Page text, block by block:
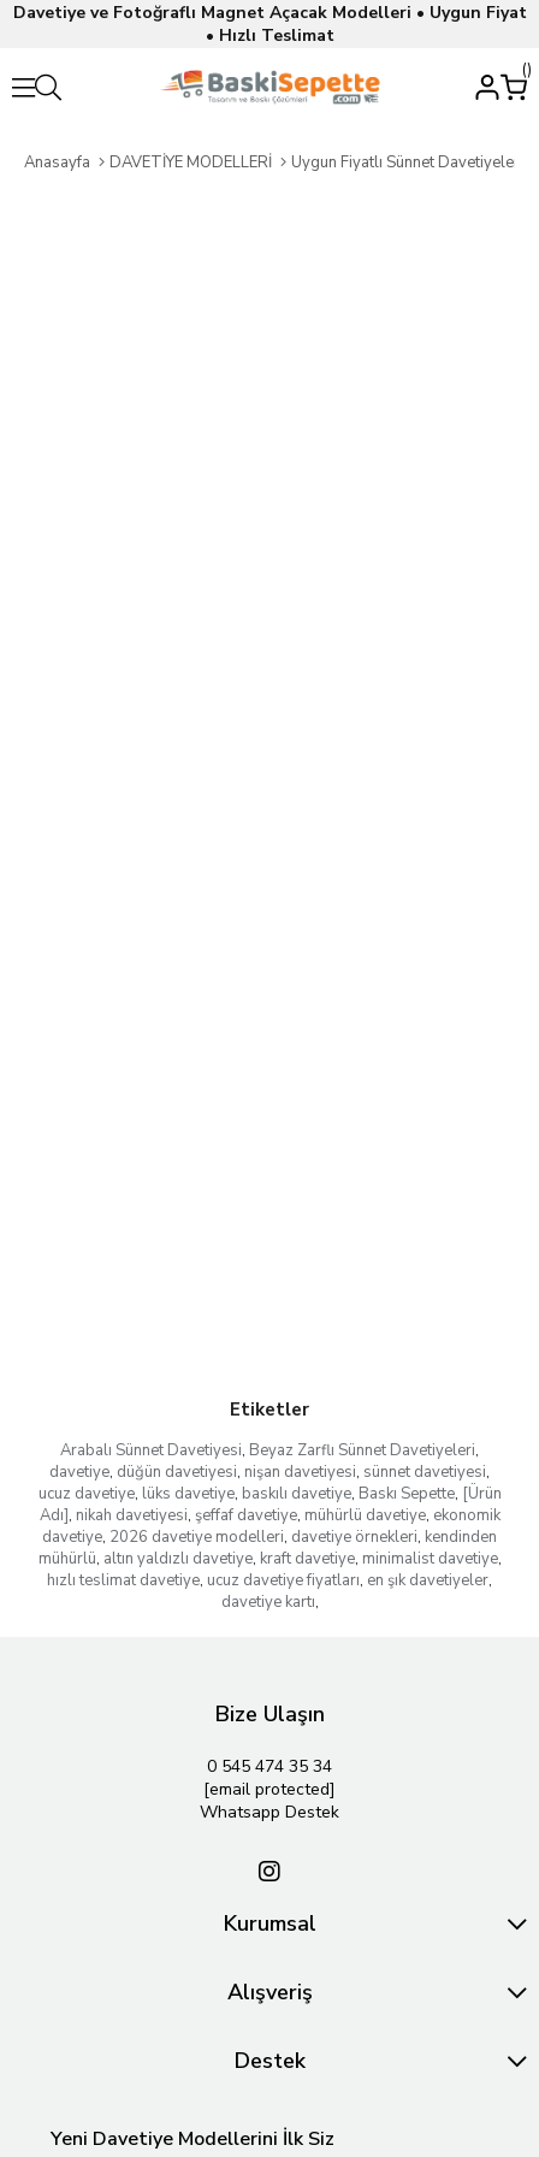
Davetiye ve Fotoğraflı Magnet Açacak Modelleri • Uygun Fiyat
• Hızlı Teslimat
Anasayfa DAVETİYE MODELLERİ Uygun Fiyatlı Sünnet Davetiyeleri
Etiketler
Arabalı Sünnet Davetiyesi, Beyaz Zarflı Sünnet Davetiyeleri,
davetiye, düğün davetiyesi, nişan davetiyesi, sünnet davetiyesi,
ucuz davetiye, lüks davetiye, baskılı davetiye, Baskı Sepette, [Ürün
Adı], nikah davetiyesi, şeffaf davetiye, mühürlü davetiye, ekonomik
davetiye, 2026 davetiye modelleri, davetiye örnekleri, kendinden
mühürlü, altın yaldızlı davetiye, kraft davetiye, minimalist davetiye,
hızlı teslimat davetiye, ucuz davetiye fiyatları, en şık davetiyeler,
davetiye kartı,
Bize Ulaşın
0 545 474 35 34
[email protected]
Whatsapp Destek
Kurumsal
Alışveriş
Destek
Yeni Davetiye Modellerini İlk Siz